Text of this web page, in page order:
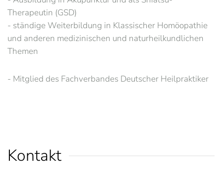
Therapeutin (GSD)
- ständige Weiterbildung in Klassischer Homöopathie
und anderen medizinischen und naturheilkundlichen
Themen
- Mitglied des Fachverbandes Deutscher Heilpraktiker
Kontakt